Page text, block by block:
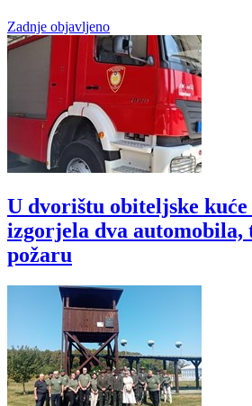
Zadnje objavljeno
U dvorištu obiteljske
izgorjela dva automobila,
požaru